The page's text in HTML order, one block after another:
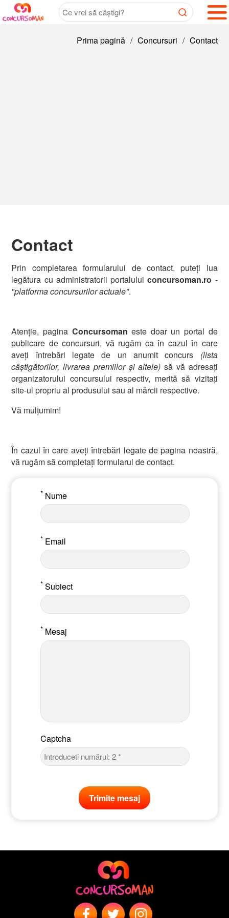
Prima pagină / Concursuri / Contact
Contact
Prin completarea formularului de contact, puteți lua
legătura cu administratorii portaluluiconcursoman.ro -
"platforma concursurilor actuale".
Atenție, pagina Concursoman este doar un portal de
publicare de concursuri, vă rugăm ca în cazul în care
aveți întrebări legate de un anumit concurs (lista
câștigătorilor, livrarea premiilor și altele) să vă adresați
organizatorului concursului respectiv, merită să vizitați
site-ul propriu al produsului sau al mărcii respective.
Vă mulțumim!
În cazul în care aveți întrebări legate de pagina noastră,
vă rugăm să completați formularul de contact.
*Nume
*Email
*Subiect
*Mesaj
Captcha